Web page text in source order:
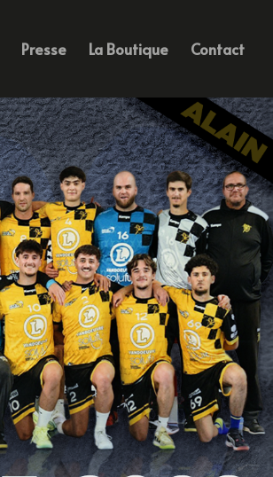
Presse La Boutique Contact